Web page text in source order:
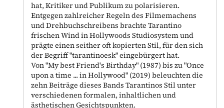
hat, Kritiker und Publikum zu polarisieren.
Entgegen zahlreicher Regeln des Filmemachens
und Drehbuchschreibens brachte Tarantino
frischen Wind in Hollywoods Studiosystem und
prägte einen seither oft kopierten Stil, für den sich
der Begriff "tarantinoesk" eingebürgert hat.
Von "My best Friend's Birthday" (1987) bis zu "Once
upon a time ... in Hollywood" (2019) beleuchten die
zehn Beiträge dieses Bands Tarantinos Stil unter
verschiedenen formalen, inhaltlichen und
ästhetischen Gesichtspunkten.